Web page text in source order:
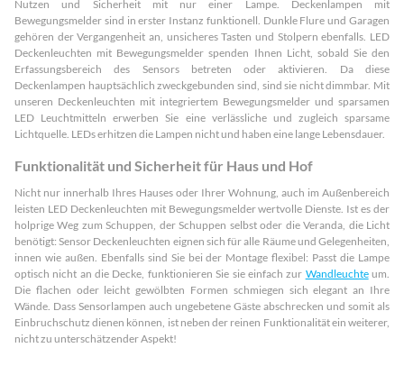
Nutzen und Sicherheit mit nur einer Lampe. Deckenlampen mit
Bewegungsmelder sind in erster Instanz funktionell. Dunkle Flure und Garagen
gehören der Vergangenheit an, unsicheres Tasten und Stolpern ebenfalls. LED
Deckenleuchten mit Bewegungsmelder spenden Ihnen Licht, sobald Sie den
Erfassungsbereich des Sensors betreten oder aktivieren. Da diese
Deckenlampen hauptsächlich zweckgebunden sind, sind sie nicht dimmbar. Mit
unseren Deckenleuchten mit integriertem Bewegungsmelder und sparsamen
LED Leuchtmitteln erwerben Sie eine verlässliche und zugleich sparsame
Lichtquelle. LEDs erhitzen die Lampen nicht und haben eine lange Lebensdauer.
Funktionalität und Sicherheit für Haus und Hof
Nicht nur innerhalb Ihres Hauses oder Ihrer Wohnung, auch im Außenbereich
leisten LED Deckenleuchten mit Bewegungsmelder wertvolle Dienste. Ist es der
holprige Weg zum Schuppen, der Schuppen selbst oder die Veranda, die Licht
benötigt: Sensor Deckenleuchten eignen sich für alle Räume und Gelegenheiten,
innen wie außen. Ebenfalls sind Sie bei der Montage flexibel: Passt die Lampe
optisch nicht an die Decke, funktionieren Sie sie einfach zur Wandleuchteum.
Die flachen oder leicht gewölbten Formen schmiegen sich elegant an Ihre
Wände. Dass Sensorlampen auch ungebetene Gäste abschrecken und somit als
Einbruchschutz dienen können, ist neben der reinen Funktionalität ein weiterer,
nicht zu unterschätzender Aspekt!